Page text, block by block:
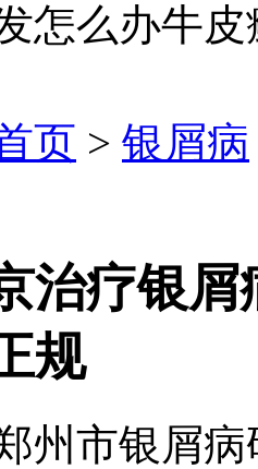
怎么办牛皮
页 > 银屑病
治疗银
规
州市银屑